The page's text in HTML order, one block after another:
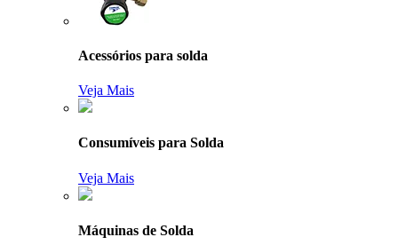
Acessórios para solda
Veja Mais
Consumíveis para Solda
Veja Mais
Máquinas de Solda